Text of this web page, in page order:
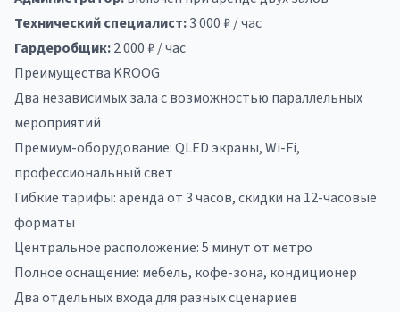
Технический специалист:3 000 ₽ / час
Гардеробщик:2 000 ₽ / час
Преимущества KROOG
Два независимых зала с возможностью параллельных
мероприятий
Премиум-оборудование: QLED экраны, Wi-Fi,
профессиональный свет
Гибкие тарифы: аренда от 3 часов, скидки на 12-часовые
форматы
Центральное расположение: 5 минут от метро
Полное оснащение: мебель, кофе-зона, кондиционер
Два отдельных входа для разных сценариев